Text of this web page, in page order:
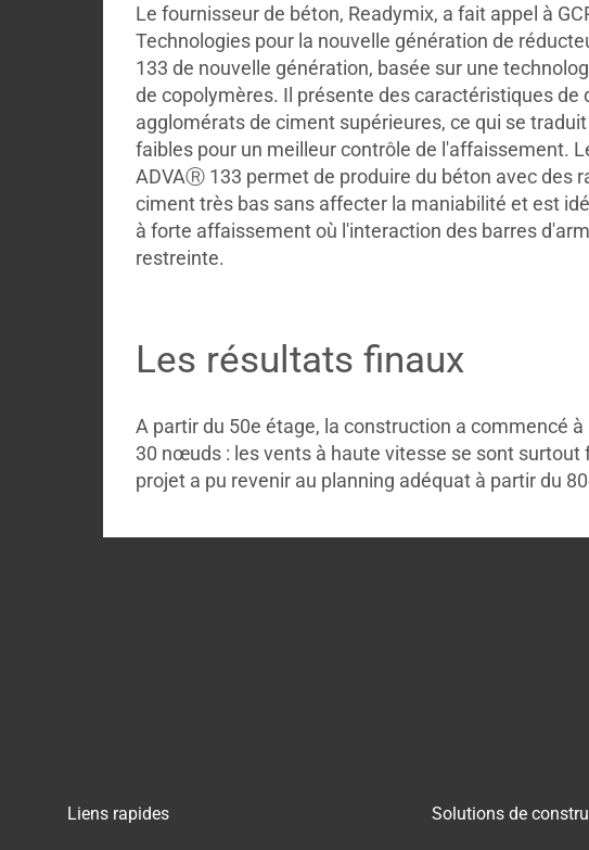
Le fournisseur de béton, Readymix, a fait appel à
Technologies pour la nouvelle génération de
133 de nouvelle génération, basée sur une
de copolymères. Il présente des caractéristiques de
agglomérats de ciment supérieures, ce qui se
faibles pour un meilleur contrôle de l'affaissement.
ADVAⓇ 133 permet de produire du béton avec des
ciment très bas sans affecter la maniabilité et est
à forte affaissement où l'interaction des barres
restreinte.
Les résultats finaux
A partir du 50e étage, la construction a commencé
30 nœuds : les vents à haute vitesse se sont
projet a pu revenir au planning adéquat à partir du
Liens rapides Solutions de